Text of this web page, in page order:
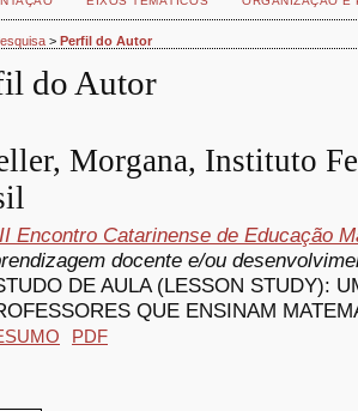
> Perfil do Autor
do Autor
Morgana, Instituto
Encontro Catarinense de Educação
docente e/ou
DE AULA (LESSON STUDY):
QUE ENSINAM
PDF